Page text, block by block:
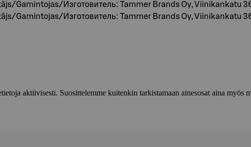
Gamintojas/Изготовитель: Tammer Brands Oy, Viinikankatu
Gamintojas/Изготовитель: Tammer Brands Oy, Viinikankatu
aktiivisesti. Suosittelemme kuitenkin tarkistamaan ainesosat aina myös